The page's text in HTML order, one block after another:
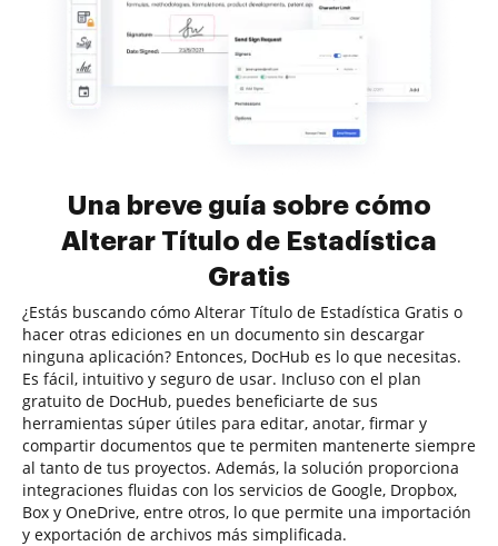
Una breve guía sobre cómo
Alterar Título de Estadística
Gratis
¿Estás buscando cómo Alterar Título de Estadística Gratis o
hacer otras ediciones en un documento sin descargar
ninguna aplicación? Entonces, DocHub es lo que necesitas.
Es fácil, intuitivo y seguro de usar. Incluso con el plan
gratuito de DocHub, puedes beneficiarte de sus
herramientas súper útiles para editar, anotar, firmar y
compartir documentos que te permiten mantenerte siempre
al tanto de tus proyectos. Además, la solución proporciona
integraciones fluidas con los servicios de Google, Dropbox,
Box y OneDrive, entre otros, lo que permite una importación
y exportación de archivos más simplificada.